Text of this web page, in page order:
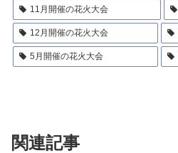
11月開催の花火大会
12月開催の花火大会
5月開催の花火大会
関連記事